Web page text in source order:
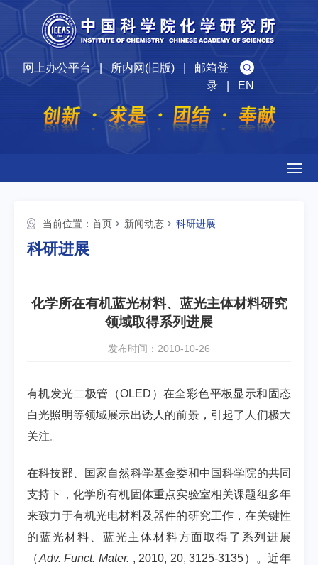
网上办公平台|所内网(旧版)| 邮箱登
录| EN
当前位置： 首页 新闻动态 科研进展
科研进展
化学所在有机蓝光材料、蓝光主体材料研究
领域取得系列进展
发布时间：2010-10-26
有机发光二极管（OLED）在全彩色平板显示和固态
白光照明等领域展示出诱人的前景，引起了人们极大
关注。
在科技部、国家自然科学基金委和中国科学院的共同
支持下，化学所有机固体重点实验室相关课题组多年
来致力于有机光电材料及器件的研究工作，在关键性
的蓝光材料、蓝光主体材料方面取得了系列进展
（Adv. Funct. Mater. , 2010, 20, 3125-3135）。近年